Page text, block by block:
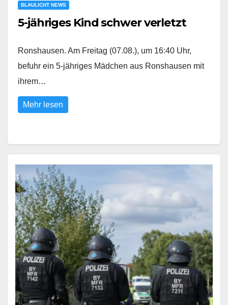
BLAULICHT NEWS
5-jähriges Kind schwer verletzt
Ronshausen. Am Freitag (07.08.), um 16:40 Uhr,
befuhr ein 5-jähriges Mädchen aus Ronshausen mit
ihrem…
Mehr lesen